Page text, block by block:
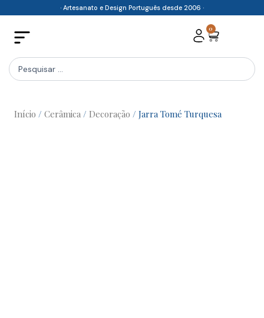
content
· Artesanato e Design Português desde 2006 ·
0
Cart
Search
...
Início / Cerâmica / Decoração / Jarra Tomé Turquesa